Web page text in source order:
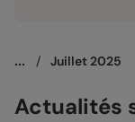
... / Juillet 2025
Actualités